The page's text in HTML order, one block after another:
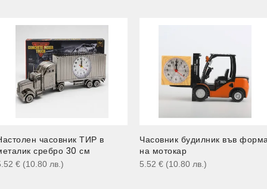
часовник ТИР в
сребро 30 см
€ (10.80 лв. )
Часовник будилник във
на мотокар
5.52 € (10.80 лв. )